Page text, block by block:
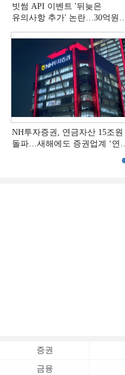
빗썸 API 이벤트 '뒤늦은
유의사항 추가' 논란…30억원
NH투자증권, 연금자산 15조원
돌파…새해에도 증권업계 ‘연금
증권
금융